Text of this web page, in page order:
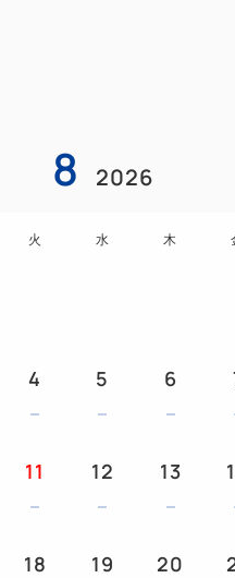
8 2026
火 水 木
4 5 6
11 12 13
18 19 20